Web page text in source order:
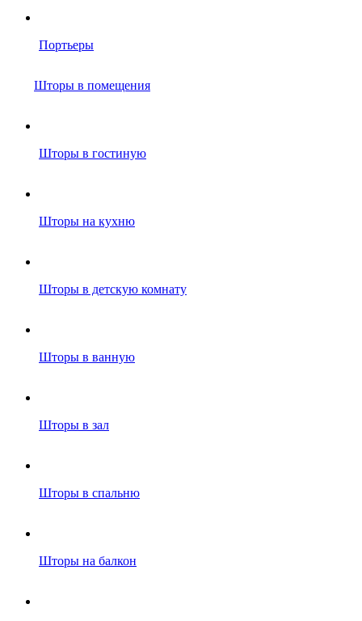
Портьеры
Шторы в помещения
Шторы в гостиную
Шторы на кухню
Шторы в детскую комнату
Шторы в ванную
Шторы в зал
Шторы в спальню
Шторы на балкон